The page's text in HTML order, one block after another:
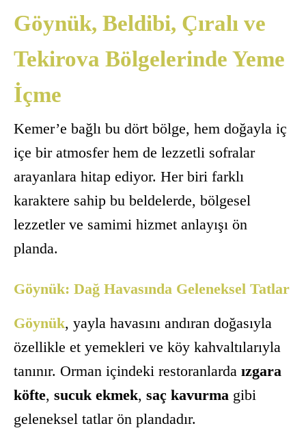
Göynük, Beldibi, Çıralı ve
Tekirova Bölgelerinde Yeme
İçme
Kemer’e bağlı bu dört bölge, hem doğayla iç
içe bir atmosfer hem de lezzetli sofralar
arayanlara hitap ediyor. Her biri farklı
karaktere sahip bu beldelerde, bölgesel
lezzetler ve samimi hizmet anlayışı ön
planda.
Göynük: Dağ Havasında Geleneksel Tatlar
Göynük, yayla havasını andıran doğasıyla
özellikle et yemekleri ve köy kahvaltılarıyla
tanınır. Orman içindeki restoranlarda ızgara
köfte, sucuk ekmek, saç kavurma gibi
geleneksel tatlar ön plandadır.